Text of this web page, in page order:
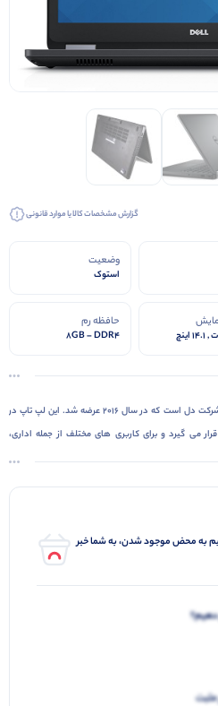
گزارش مشخصات کالا یا موارد قانونی
وضعیت
استوک
حافظه رم
8GB – DDR4
دل 5470 یکی از لپ تاپ های سری Latitude شرکت دل است که در سال 2016 عرضه شد. این لپ تاپ در
می گیرد و برای کاربری های مختلف از جمله اداری،
به محض موجود شدن، به شما خبر
دهیم؟